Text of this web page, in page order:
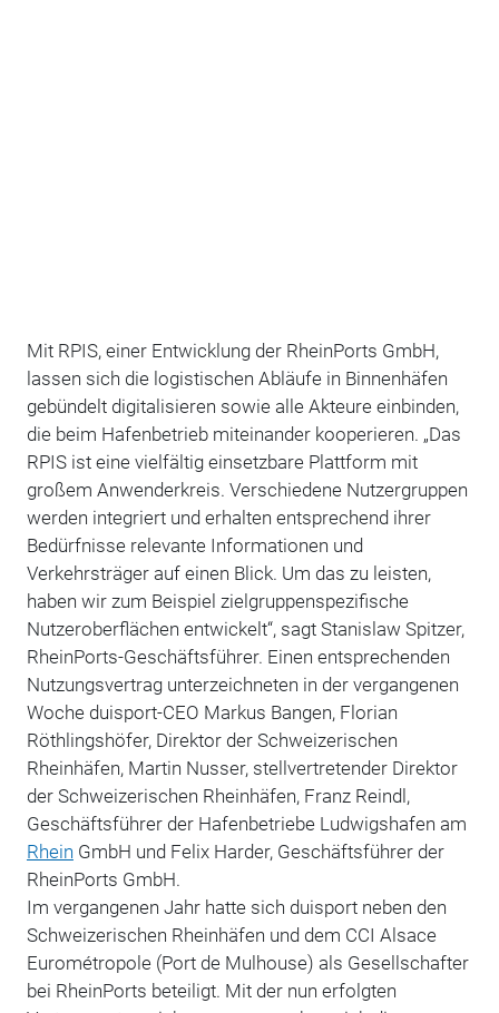
Mit RPIS, einer Entwicklung der RheinPorts GmbH,
lassen sich die logistischen Abläufe in Binnenhäfen
gebündelt digitalisieren sowie alle Akteure einbinden,
die beim Hafenbetrieb miteinander kooperieren. „Das
RPIS ist eine vielfältig einsetzbare Plattform mit
großem Anwenderkreis. Verschiedene Nutzergruppen
werden integriert und erhalten entsprechend ihrer
Bedürfnisse relevante Informationen und
Verkehrsträger auf einen Blick. Um das zu leisten,
haben wir zum Beispiel zielgruppenspezifische
Nutzeroberflächen entwickelt“, sagt Stanislaw Spitzer,
RheinPorts-Geschäftsführer. Einen entsprechenden
Nutzungsvertrag unterzeichneten in der vergangenen
Woche duisport-CEO Markus Bangen, Florian
Röthlingshöfer, Direktor der Schweizerischen
Rheinhäfen, Martin Nusser, stellvertretender Direktor
der Schweizerischen Rheinhäfen, Franz Reindl,
Geschäftsführer der Hafenbetriebe Ludwigshafen am
Rhein GmbH und Felix Harder, Geschäftsführer der
RheinPorts GmbH.
Im vergangenen Jahr hatte sich duisport neben den
Schweizerischen Rheinhäfen und dem CCI Alsace
Eurométropole (Port de Mulhouse) als Gesellschafter
bei RheinPorts beteiligt. Mit der nun erfolgten